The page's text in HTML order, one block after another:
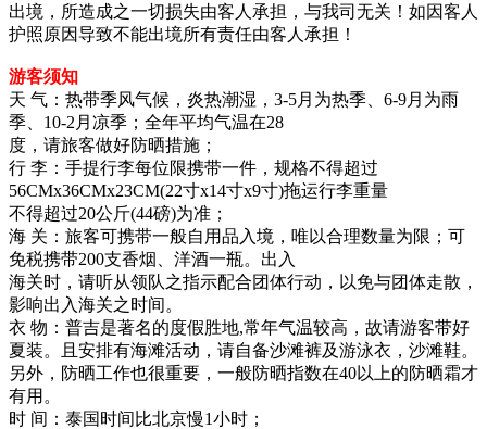
出境，所造成之一切损失由客人承担，与我司无关！如因客人
护照原因导致不能出境所有责任由客人承担！
游客须知
天 气：热带季风气候，炎热潮湿，3-5月为热季、6-9月为雨
季、10-2月凉季；全年平均气温在28
度，请旅客做好防晒措施；
行 李：手提行李每位限携带一件，规格不得超过
56CMx36CMx23CM(22寸x14寸x9寸)拖运行李重量
不得超过20公斤(44磅)为准；
海 关：旅客可携带一般自用品入境，唯以合理数量为限；可
免税携带200支香烟、洋酒一瓶。出入
海关时，请听从领队之指示配合团体行动，以免与团体走散，
影响出入海关之时间。
衣 物：普吉是著名的度假胜地,常年气温较高，故请游客带好
夏装。且安排有海滩活动，请自备沙滩裤及游泳衣，沙滩鞋。
另外，防晒工作也很重要，一般防晒指数在40以上的防晒霜才
有用。
时 间：泰国时间比北京慢1小时；